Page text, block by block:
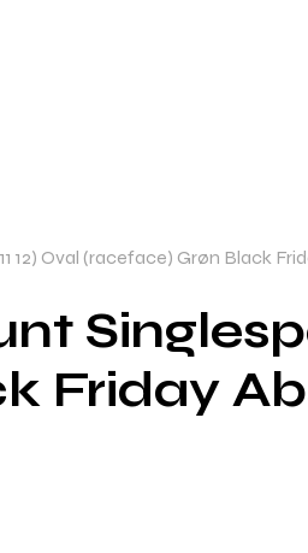
12) Oval (raceface) Grøn Black
Friday